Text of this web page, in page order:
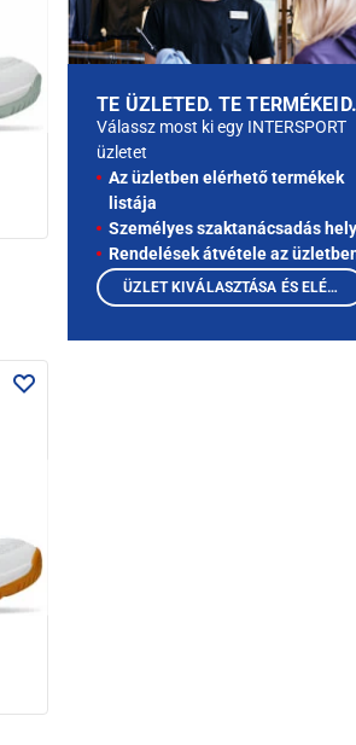
TE ÜZLETED. TE TERMÉKEID.
Válassz most ki egy INTERSPORT
üzletet
Az üzletben elérhető termékek
listája
Személyes szaktanácsadás
Rendelések átvétele az
ÜZLET KIVÁLASZTÁSA ÉS ELÉRHETŐ TERMÉKEK MEGTEKINTÉSE